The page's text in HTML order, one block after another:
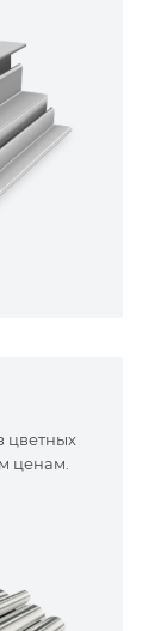
цветных
ценам.